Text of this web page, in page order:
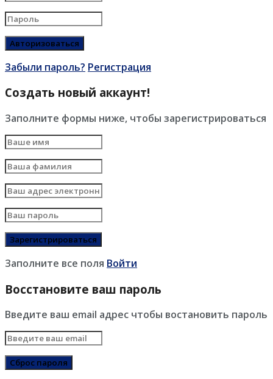
Забыли пароль? Регистрация
Создать новый аккаунт!
Заполните формы ниже, чтобы зарегистрироваться
Заполните все поля Войти
Восстановите ваш пароль
Введите ваш email адрес чтобы востановить пароль